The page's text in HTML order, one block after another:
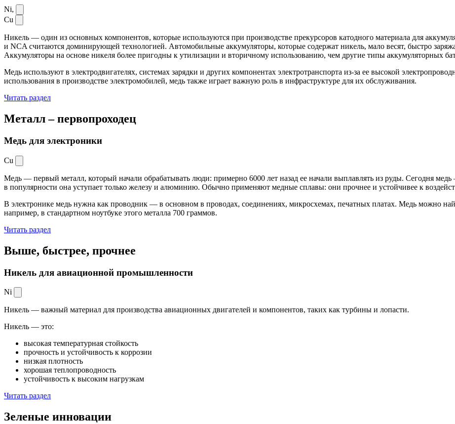
Ni,
Cu
Никель — один из основных компонентов, которые используются при производстве прекурсоров катодного материала для
и NCA считаются доминирующей технологией. Автомобильные аккумуляторы, которые содержат никель, мало весят, быстро
Аккумуляторы на основе никеля более пригодны к утилизации и вторичному использованию, чем другие типы аккумуляторных
Медь используют в электродвигателях, системах зарядки и других компонентах электротранспорта из-за ее высокой
использования в производстве электромобилей, медь также играет важную роль в инфраструктуре для их обслуживания.
Читать раздел
Металл –первопроходец
Медь для электроники
Cu
Медь — первый металл, который начали обрабатывать люди: примерно 6000 лет назад ее начали выплавлять из руды. Сегодня
в популярности она уступает только железу и алюминию. Обычно применяют медные сплавы: они прочнее и устойчивее к
В электронике медь нужна как проводник — в основном в проводах, соединениях, микросхемах, печатных платах. Медь можно
например, в стандартном ноутбуке этого металла 700 граммов.
Читать раздел
Выше, быстрее, прочнее
Никель для авиационной промышленности
Ni
Никель — важный материал для производства авиационных двигателей и компонентов, таких как турбины и лопасти.
Никель — это:
высокая температурная стойкость
прочность и устойчивость к коррозии
низкая плотность
хорошая теплопроводность
устойчивость к высоким нагрузкам
Читать раздел
Зеленые инновации